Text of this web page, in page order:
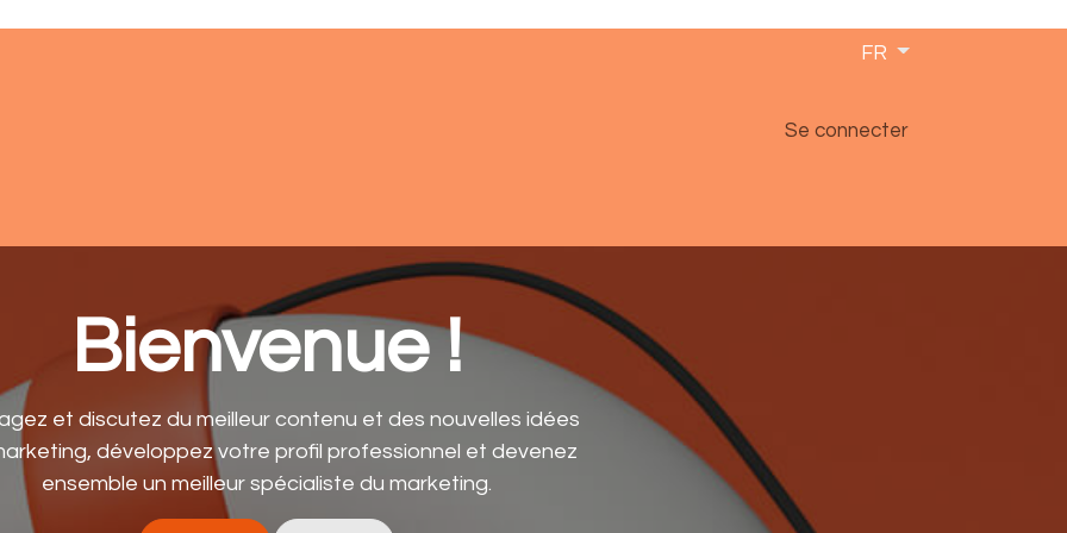
FR
Se connecter
Bienvenue !
et discutez du meilleur contenu et des nouvelles idées
développez votre profil professionnel et devenez
ensemble un meilleur spécialiste du marketing.